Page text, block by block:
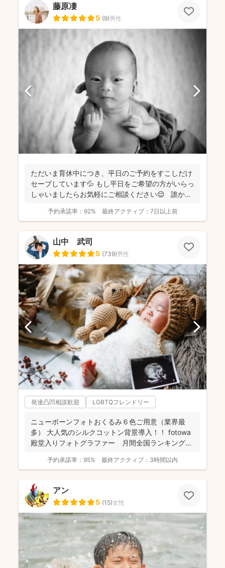
藤原凄
5 (9)男性
ただいま育休中につき、平日のご予約をすこしだけ
セーブしています💦 もし平日をご希望の方がいらっ
しゃいましたらお気軽にご相談ください😌 誰かに
予約承諾率： 92% 最終アクティブ： 7日以上前
山中 武司
5 (739)男性
発達凸凹相談歓迎 LGBTQフレンドリー
ニューボーンフォトおくるみ６色ご用意（業界最
多） 大人気のシルクコットン背景導入！！ fotowa
殿堂入りフォトグラファー 月間全国ランキング１
予約承諾率： 95% 最終アクティブ： 3時間以内
アン
5 (15)女性